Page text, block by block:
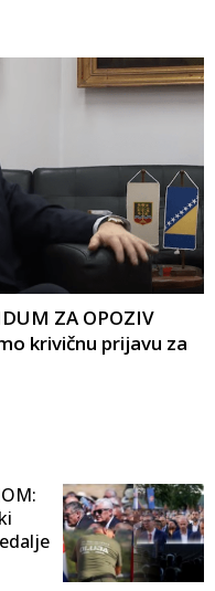
ZA OPOZIV
krivičnu prijavu za